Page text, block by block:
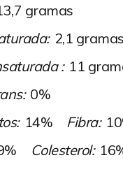
gramas
2,1 gramas
: 11
0%
14% Fibra:
Colesterol: